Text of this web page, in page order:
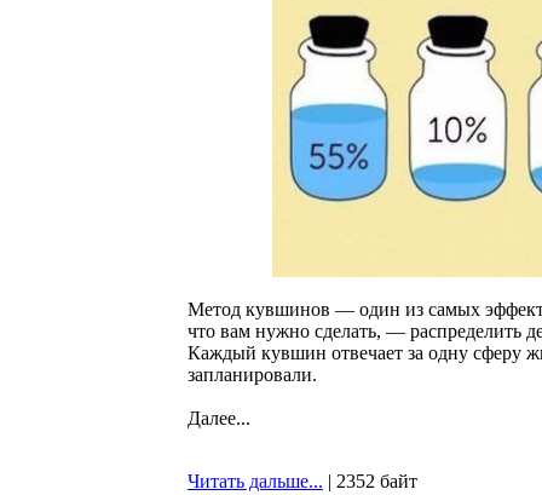
Метод кувшинов — один из самых
что вам нужно сделать, — распределить
Каждый кувшин отвечает за одну сферу
запланировали.
Далее...
Читать дальше... | 2352 байт